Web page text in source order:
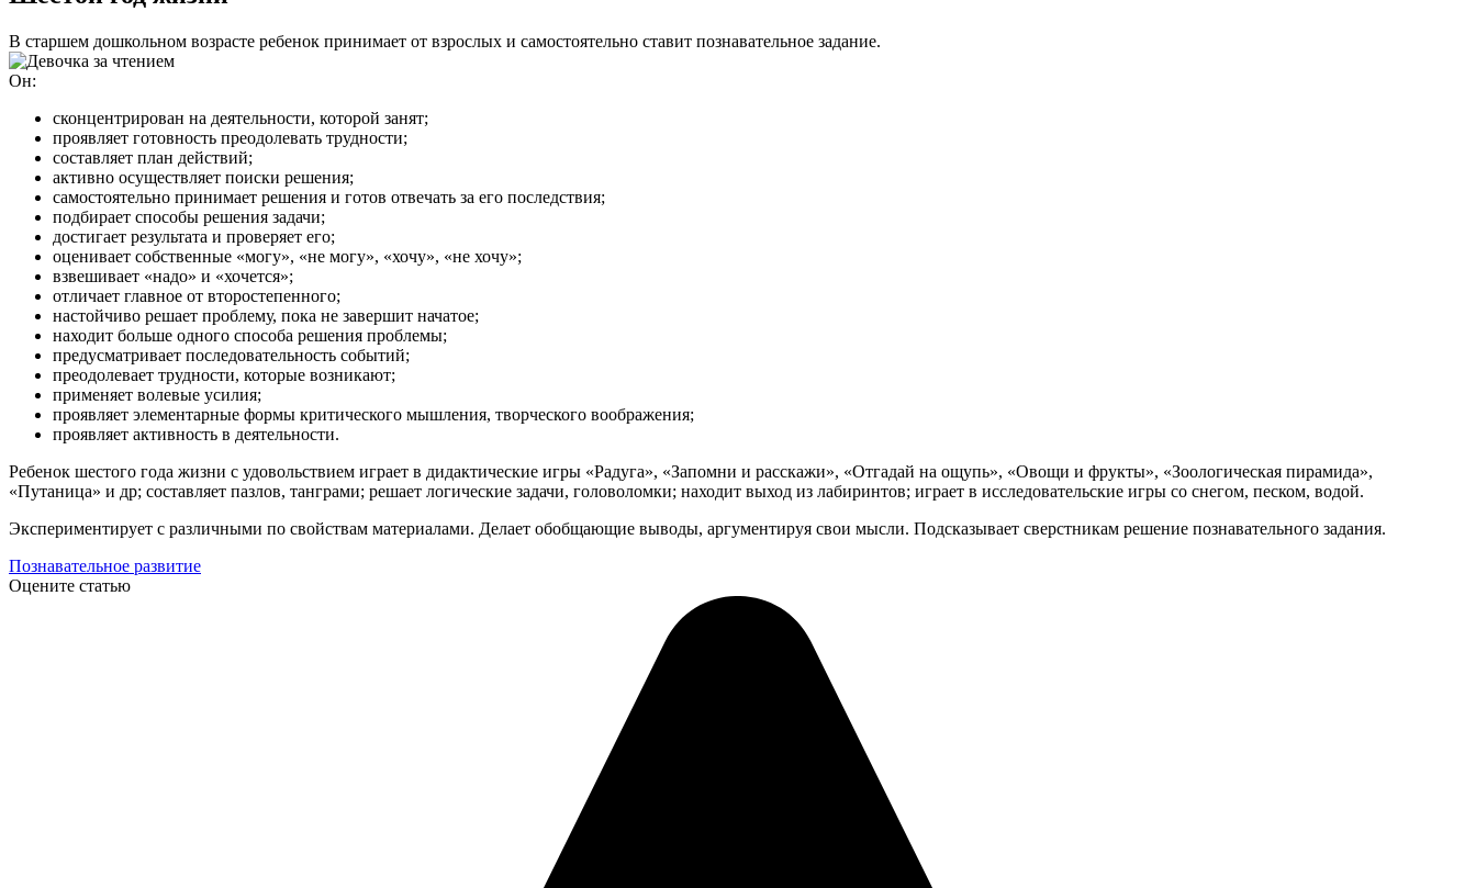
В старшем дошкольном возрасте ребенок принимает от взрослых и самостоятельно ставит познавательное задание.
Он:
сконцентрирован на деятельности, которой занят;
проявляет готовность преодолевать трудности;
составляет план действий;
активно осуществляет поиски решения;
самостоятельно принимает решения и готов отвечать за его последствия;
подбирает способы решения задачи;
достигает результата и проверяет его;
оценивает собственные «могу», «не могу», «хочу», «не хочу»;
взвешивает «надо» и «хочется»;
отличает главное от второстепенного;
настойчиво решает проблему, пока не завершит начатое;
находит больше одного способа решения проблемы;
предусматривает последовательность событий;
преодолевает трудности, которые возникают;
применяет волевые усилия;
проявляет элементарные формы критического мышления, творческого воображения;
проявляет активность в деятельности.
Ребенок шестого года жизни с удовольствием играет в дидактические игры «Радуга», «Запомни и расскажи», «Отгадай на ощупь», «Овощи и фрукты», «Зоологическая пирамида»,
«Путаница» и др; составляет пазлов, танграми; решает логические задачи, головоломки; находит выход из лабиринтов; играет в исследовательские игры со снегом, песком, водой.
Экспериментирует с различными по свойствам материалами. Делает обобщающие выводы, аргументируя свои мысли. Подсказывает сверстникам решение познавательного задания.
Познавательное развитие
Оцените статью